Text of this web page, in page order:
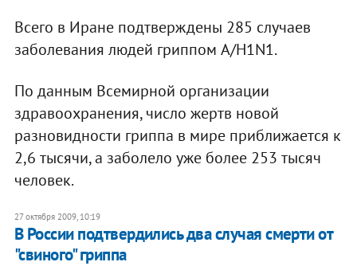
Всего в Иране подтверждены 285 случаев
заболевания людей гриппом A/H1N1.
По данным Всемирной организации
здравоохранения, число жертв новой
разновидности гриппа в мире приближается к
2,6 тысячи, а заболело уже более 253 тысяч
человек.
27 октября 2009, 10:19
В России подтвердились два случая смерти от
"свиного" гриппа